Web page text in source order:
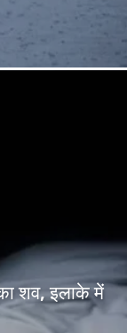
शव, इलाके में